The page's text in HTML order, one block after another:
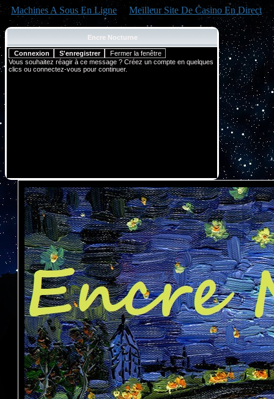
Machines A Sous En Ligne Meilleur Site De Casino En Direct
Encre Nocturne
Vous souhaitez réagir à ce message ? Créez un compte en quelques
clics ou connectez-vous pour continuer.